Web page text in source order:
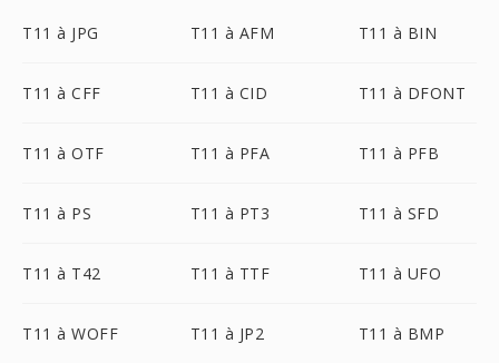
T11 à JPG T11 à AFM T11 à BIN
T11 à CFF T11 à CID T11 à DFONT
T11 à OTF T11 à PFA T11 à PFB
T11 à PS T11 à PT3 T11 à SFD
T11 à T42 T11 à TTF T11 à UFO
T11 à WOFF T11 à JP2 T11 à BMP